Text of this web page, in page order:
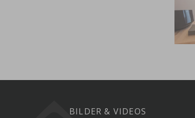
BILDER & VIDEOS